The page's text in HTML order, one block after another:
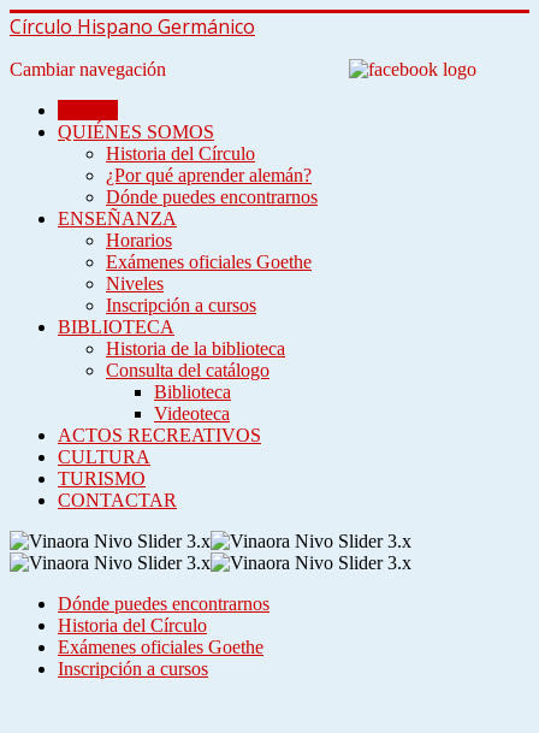
Círculo Hispano Germánico
Cambiar navegación
QUIÉNES SOMOS
Historia del Círculo
¿Por qué aprender alemán?
Dónde puedes encontrarnos
ENSEÑANZA
Horarios
Exámenes oficiales Goethe
Niveles
Inscripción a cursos
BIBLIOTECA
Historia de la biblioteca
Consulta del catálogo
Biblioteca
Videoteca
ACTOS RECREATIVOS
CULTURA
TURISMO
CONTACTAR
Dónde puedes encontrarnos
Historia del Círculo
Exámenes oficiales Goethe
Inscripción a cursos